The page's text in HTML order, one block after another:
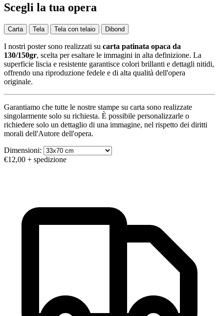
Scegli la tua opera
Carta Tela Tela con telaio Dibond
I nostri poster sono realizzati su carta patinata opaca da
130/150gr, scelta per esaltare le immagini in alta definizione. La
superficie liscia e resistente garantisce colori brillanti e dettagli nitidi,
offrendo una riproduzione fedele e di alta qualità dell'opera
originale.
Garantiamo che tutte le nostre stampe su carta sono realizzate
singolarmente solo su richiesta. È possibile personalizzarle o
richiedere solo un dettaglio di una immagine, nel rispetto dei diritti
morali dell'Autore dell'opera.
Dimensioni:
€12,00 + spedizione